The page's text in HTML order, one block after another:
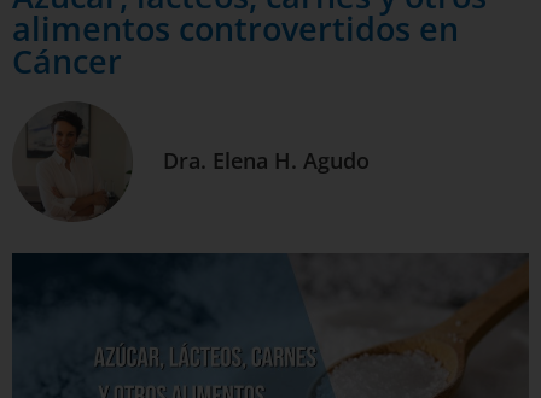
alimentos controvertidos en
Cáncer
Dra. Elena H. Agudo